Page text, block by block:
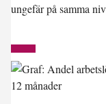
ungefär på samma